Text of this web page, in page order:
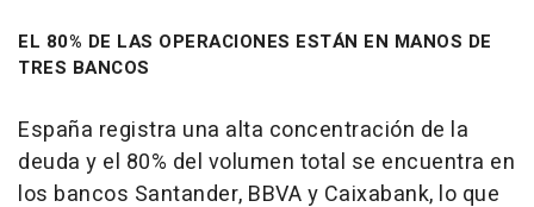
EL 80% DE LAS OPERACIONES ESTÁN EN MANOS DE
TRES BANCOS
España registra una alta concentración de la
deuda y el 80% del volumen total se encuentra en
los bancos Santander, BBVA y Caixabank, lo que